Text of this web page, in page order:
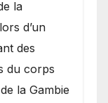
la
d’un
des
du corps
la Gambie